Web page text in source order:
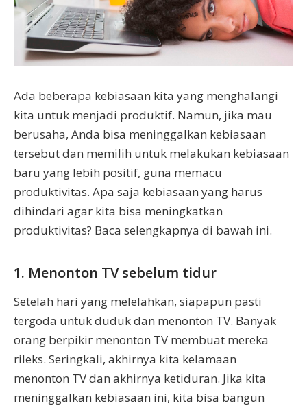
Ada beberapa kebiasaan kita yang menghalangi
kita untuk menjadi produktif. Namun, jika mau
berusaha, Anda bisa meninggalkan kebiasaan
tersebut dan memilih untuk melakukan kebiasaan
baru yang lebih positif, guna memacu
produktivitas. Apa saja kebiasaan yang harus
dihindari agar kita bisa meningkatkan
produktivitas? Baca selengkapnya di bawah ini.
1. Menonton TV sebelum tidur
Setelah hari yang melelahkan, siapapun pasti
tergoda untuk duduk dan menonton TV. Banyak
orang berpikir menonton TV membuat mereka
rileks. Seringkali, akhirnya kita kelamaan
menonton TV dan akhirnya ketiduran. Jika kita
meninggalkan kebiasaan ini, kita bisa bangun